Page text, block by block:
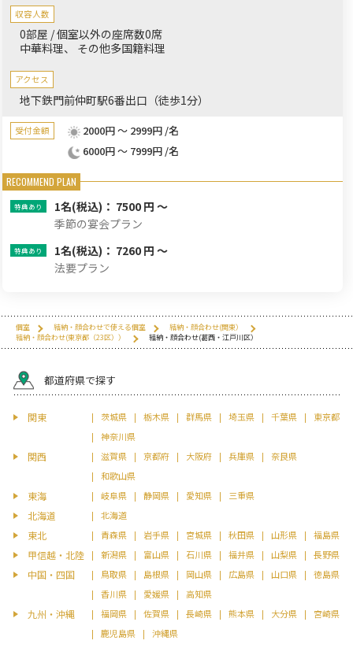
す。
収容人数
0部屋 / 個室以外の座席数0席
中華料理
その他多国籍料理
アクセス
地下鉄門前仲町駅6番出口（徒歩1分）
受付金額
2000円 ～ 2999円 /名
6000円 ～ 7999円 /名
1名(税込)： 7500 円 ～
季節の宴会プラン
1名(税込)： 7260 円 ～
法要プラン
個室 結納・顔合わせで使える個室
結納・顔合わせ(関東）
結納・顔合わせ(東京都（23区））
結納・顔合わせ(葛西・江戸川区）
都道府県で探す
関東 茨城県 栃木県 群馬県 埼玉県 千葉県
東京都
神奈川県
関西 滋賀県 京都府 大阪府 兵庫県
奈良県
和歌山県
東海 岐阜県 静岡県 愛知県 三重県
北海道 北海道
東北 青森県 岩手県 宮城県 秋田県 山形県 福島県
甲信越・北陸 新潟県 富山県 石川県 福井県 山梨県 長野県
中国・四国 鳥取県 島根県 岡山県 広島県 山口県
徳島県
香川県
愛媛県 高知県
九州・沖縄 福岡県 佐賀県 長崎県 熊本県 大分県
宮崎県
鹿児島県
沖縄県